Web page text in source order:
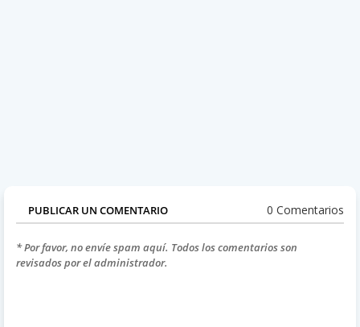
PUBLICAR UN COMENTARIO 0 Comentarios
* Por favor, no envíe spam aquí. Todos los comentarios son
revisados por el administrador.